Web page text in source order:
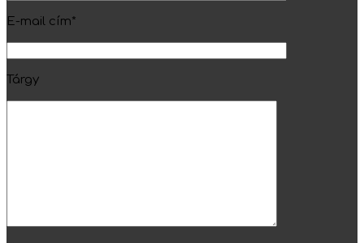
E-mail cím*
Tárgy